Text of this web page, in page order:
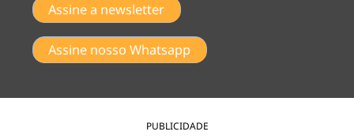
Assine a newsletter
Assine nosso Whatsapp
PUBLICIDADE